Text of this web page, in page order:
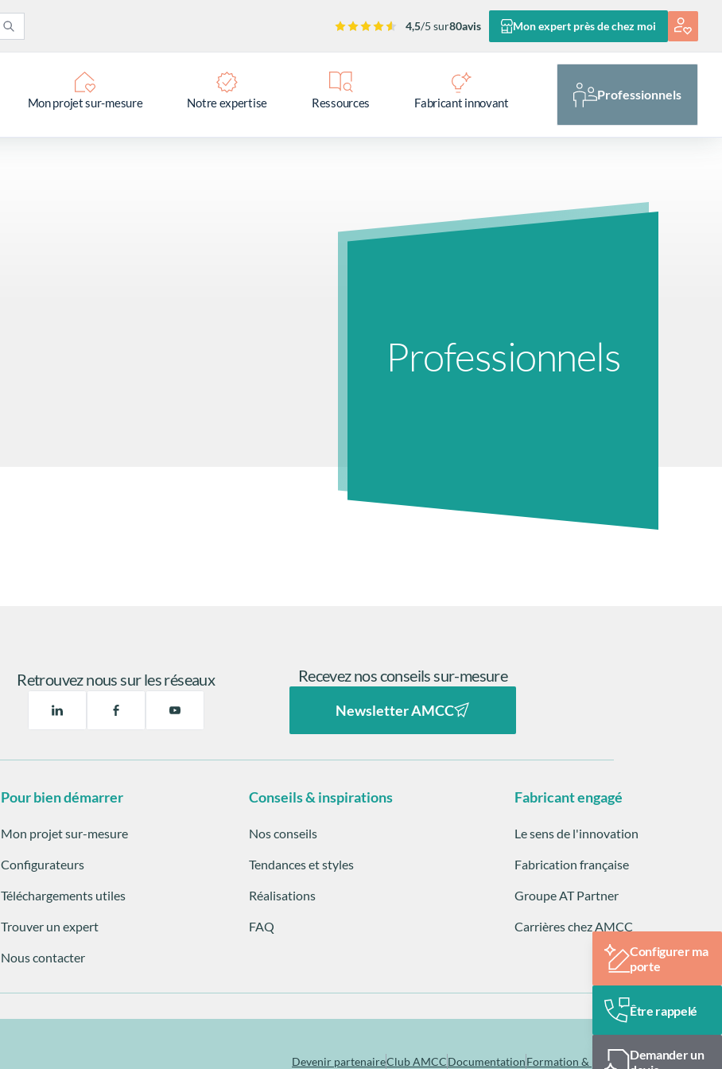
4,5/5 sur80avis Mon expert près de chez moi
Mon projet sur-mesure Notre expertise Ressources Fabricant innovant
Professionnels
Professionnels
Retrouvez nous sur les réseaux Recevez nos conseils sur-mesure
Newsletter AMCC
Pour bien démarrer
Mon projet sur-mesure
Configurateurs
Téléchargements utiles
Trouver un expert
Nous contacter
Conseils & inspirations
Nos conseils
Tendances et styles
Réalisations
FAQ
Fabricant engagé
Le sens de l'innovation
Fabrication française
Groupe AT Partner
Carrières chez AMCC
Devenir partenaireClub AMCCDocumentationFormation & pose
Configurer ma
porte
Être rappelé
Demander un